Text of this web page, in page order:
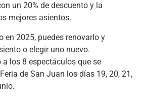
un 20% de descuento y la
mejores asientos.
en 2025, puedes renovarlo y
o elegir uno nuevo.
a los 8 espectáculos que se
de San Juan los días 19, 20, 21,